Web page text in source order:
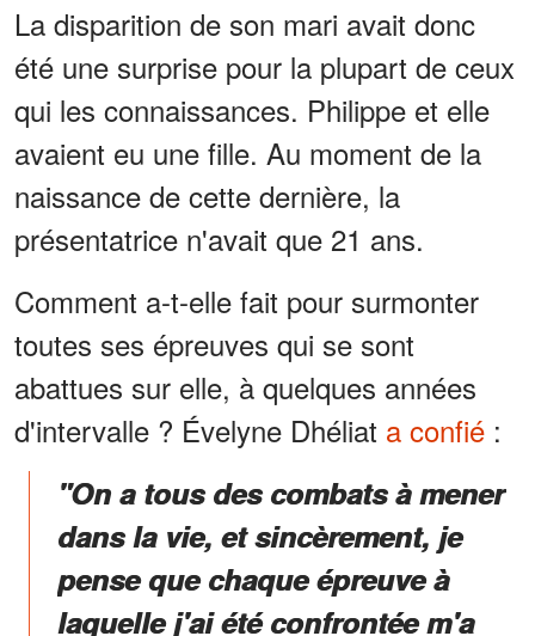
La disparition de son mari avait donc
été une surprise pour la plupart de ceux
qui les connaissances. Philippe et elle
avaient eu une fille. Au moment de la
naissance de cette dernière, la
présentatrice n'avait que 21 ans.
Comment a-t-elle fait pour surmonter
toutes ses épreuves qui se sont
abattues sur elle, à quelques années
d'intervalle ? Évelyne Dhéliat a confié :
"On a tous des combats à mener
dans la vie, et sincèrement, je
pense que chaque épreuve à
laquelle j'ai été confrontée m'a